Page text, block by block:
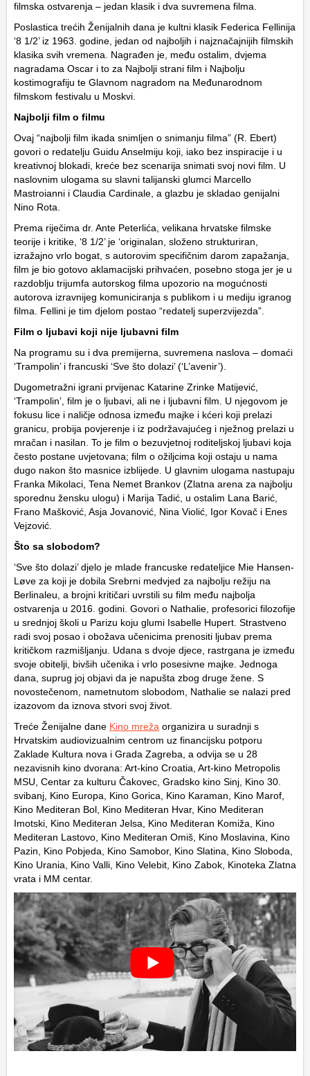
filmska ostvarenja – jedan klasik i dva suvremena filma.
Poslastica trećih Ženijalnih dana je kultni klasik Federica Fellinija
‘8 1/2’ iz 1963. godine, jedan od najboljih i najznačajnijih filmskih
klasika svih vremena. Nagrađen je, među ostalim, dvjema
nagradama Oscar i to za Najbolji strani film i Najbolju
kostimografiju te Glavnom nagradom na Međunarodnom
filmskom festivalu u Moskvi.
Najbolji film o filmu
Ovaj “najbolji film ikada snimljen o snimanju filma” (R. Ebert)
govori o redatelju Guidu Anselmiju koji, iako bez inspiracije i u
kreativnoj blokadi, kreće bez scenarija snimati svoj novi film. U
naslovnim ulogama su slavni talijanski glumci Marcello
Mastroianni i Claudia Cardinale, a glazbu je skladao genijalni
Nino Rota.
Prema riječima dr. Ante Peterlića, velikana hrvatske filmske
teorije i kritike, ‘8 1/2’ je ‘originalan, složeno strukturiran,
izražajno vrlo bogat, s autorovim specifičnim darom zapažanja,
film je bio gotovo aklamacijski prihvaćen, posebno stoga jer je u
razdoblju trijumfa autorskog filma upozorio na mogućnosti
autorova izravnijeg komuniciranja s publikom i u mediju igranog
filma. Fellini je tim djelom postao “redatelj superzvijezda”.
Film o ljubavi koji nije ljubavni film
Na programu su i dva premijerna, suvremena naslova – domaći
‘Trampolin’ i francuski ‘Sve što dolazi’ (‘L’avenir’).
Dugometražni igrani prvijenac Katarine Zrinke Matijević,
‘Trampolin’, film je o ljubavi, ali ne i ljubavni film. U njegovom je
fokusu lice i naličje odnosa između majke i kćeri koji prelazi
granicu, probija povjerenje i iz podržavajućeg i nježnog prelazi u
mračan i nasilan. To je film o bezuvjetnoj roditeljskoj ljubavi koja
često postane uvjetovana; film o ožiljcima koji ostaju u nama
dugo nakon što masnice izblijede. U glavnim ulogama nastupaju
Franka Mikolaci, Tena Nemet Brankov (Zlatna arena za najbolju
sporednu žensku ulogu) i Marija Tadić, u ostalim Lana Barić,
Frano Mašković, Asja Jovanović, Nina Violić, Igor Kovač i Enes
Vejzović.
Što sa slobodom?
‘Sve što dolazi’ djelo je mlade francuske redateljice Mie Hansen-
Løve za koji je dobila Srebrni medvjed za najbolju režiju na
Berlinaleu, a brojni kritičari uvrstili su film među najbolja
ostvarenja u 2016. godini. Govori o Nathalie, profesorici filozofije
u srednjoj školi u Parizu koju glumi Isabelle Hupert. Strastveno
radi svoj posao i obožava učenicima prenositi ljubav prema
kritičkom razmišljanju. Udana s dvoje djece, rastrgana je između
svoje obitelji, bivših učenika i vrlo posesivne majke. Jednoga
dana, suprug joj objavi da je napušta zbog druge žene. S
novostečenom, nametnutom slobodom, Nathalie se nalazi pred
izazovom da iznova stvori svoj život.
Treće Ženijalne dane Kino mreža organizira u suradnji s
Hrvatskim audiovizualnim centrom uz financijsku potporu
Zaklade Kultura nova i Grada Zagreba, a odvija se u 28
nezavisnih kino dvorana: Art-kino Croatia, Art-kino Metropolis
MSU, Centar za kulturu Čakovec, Gradsko kino Sinj, Kino 30.
svibanj, Kino Europa, Kino Gorica, Kino Karaman, Kino Marof,
Kino Mediteran Bol, Kino Mediteran Hvar, Kino Mediteran
Imotski, Kino Mediteran Jelsa, Kino Mediteran Komiža, Kino
Mediteran Lastovo, Kino Mediteran Omiš, Kino Moslavina, Kino
Pazin, Kino Pobjeda, Kino Samobor, Kino Slatina, Kino Sloboda,
Kino Urania, Kino Valli, Kino Velebit, Kino Zabok, Kinoteka Zlatna
vrata i MM centar.